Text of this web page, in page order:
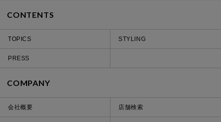
CONTENTS
TOPICS STYLING
PRESS
COMPANY
会社概要 店舗検索